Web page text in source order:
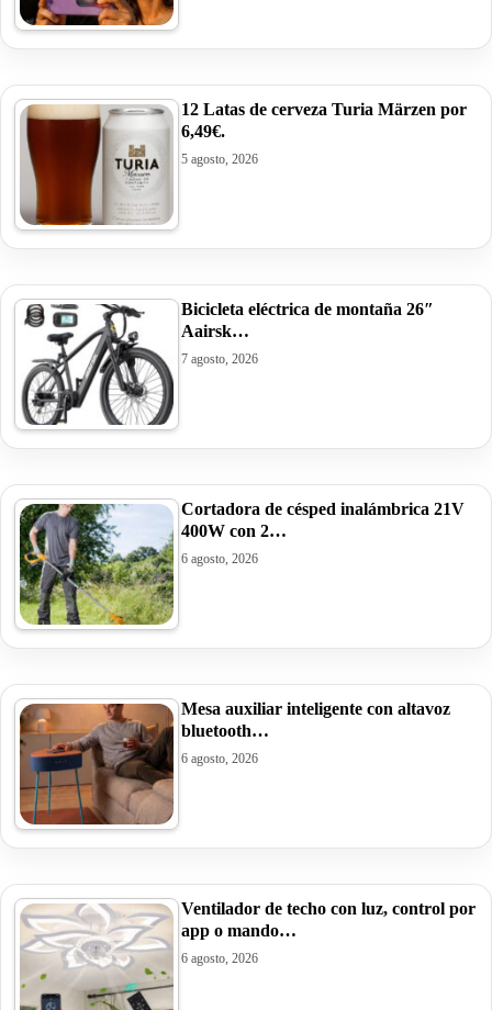
12 Latas de cerveza Turia Märzen por
6,49€.
5 agosto, 2026
Bicicleta eléctrica de montaña 26″
Aairsk…
7 agosto, 2026
Cortadora de césped inalámbrica 21V
400W con 2…
6 agosto, 2026
Mesa auxiliar inteligente con altavoz
bluetooth…
6 agosto, 2026
Ventilador de techo con luz, control por
app o mando…
6 agosto, 2026